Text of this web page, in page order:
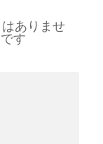
ありませ
す